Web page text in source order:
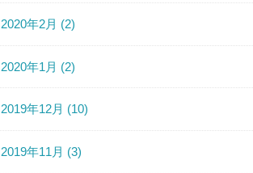
2020年2月 (2)
2020年1月 (2)
2019年12月 (10)
2019年11月 (3)